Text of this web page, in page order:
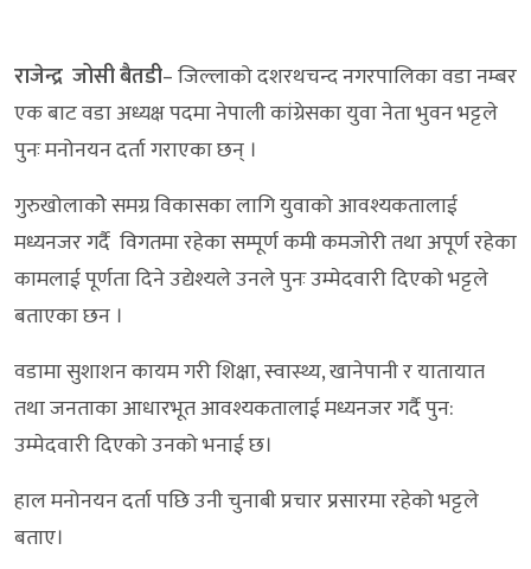
राजेन्द्र जोसी बैतडी– जिल्लाको दशरथचन्द नगरपालिका वडा नम्बर
एक बाट वडा अध्यक्ष पदमा नेपाली कांग्रेसका युवा नेता भुवन भट्टले
पुनः मनोनयन दर्ता गराएका छन् ।
गुरुखोलाकोे समग्र विकासका लागि युवाको आवश्यकतालाई
मध्यनजर गर्दै विगतमा रहेका सम्पूर्ण कमी कमजोरी तथा अपूर्ण रहेका
कामलाई पूर्णता दिने उद्येश्यले उनले पुनः उम्मेदवारी दिएको भट्टले
बताएका छन ।
वडामा सुशाशन कायम गरी शिक्षा, स्वास्थ्य, खानेपानी र यातायात
तथा जनताका आधारभूत आवश्यकतालाई मध्यनजर गर्दै पुन:
उम्मेदवारी दिएको उनको भनाई छ।
हाल मनोनयन दर्ता पछि उनी चुनाबी प्रचार प्रसारमा रहेको भट्टले
बताए।